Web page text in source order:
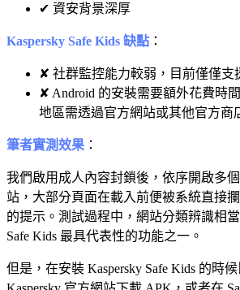
✔ 資安背景深厚
Kaspersky Safe Kids 缺點 ：
✘ 社群監控能力較弱，目前僅僅支
✘ Android 的安裝需要額外花費時
地區需透過官方網站或其他官方商
筆者實測效果 ：
我們啟用成人內容封鎖後，依序開啟多
站，大部分頁面在載入前便被系統直接
的提示。測試過程中，網站分類辨識相
Safe Kids 最具代表性的功能之一。
但是，在安裝 Kaspersky Safe Kids 的時